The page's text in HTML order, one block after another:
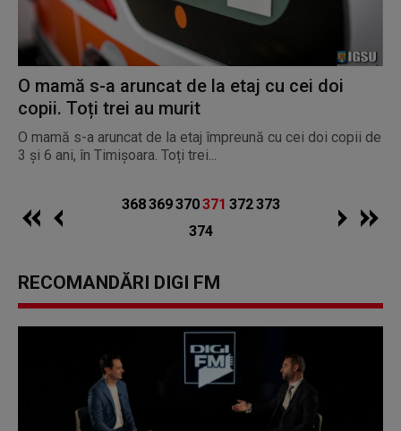
O mamă s-a aruncat de la etaj cu cei doi
copii. Toți trei au murit
O mamă s-a aruncat de la etaj împreună cu cei doi copii de
3 și 6 ani, în Timișoara. Toți trei...
368369370371 372373
374
RECOMANDĂRI DIGI FM